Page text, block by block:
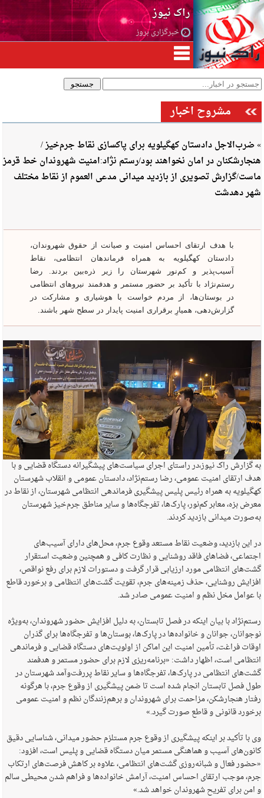
راک نیوز
خبرگزاری بروز
مشروح اخبار
» ضرب‌الاجل دادستان کهگیلویه برای پاکسازی نقاط جرم‌خیز /
هنجارشکنان در امان نخواهند بود/رستم نژاد:امنیت شهروندان خط قرمز
ماست/گزارش تصویری از بازدید میدانی مدعی العموم از نقاط مختلف
شهر دهدشت
با هدف ارتقای احساس امنیت و صیانت از حقوق شهروندان،
دادستان کهگیلویه به همراه فرماندهان انتظامی، نقاط
آسیب‌پذیر و کم‌نور شهرستان را زیر ذره‌بین بردند. رضا
رستم‌نژاد با تأکید بر حضور مستمر و هدفمند نیروهای انتظامی
در بوستان‌ها، از مردم خواست با هوشیاری و مشارکت در
گزارش‌دهی، همیارِ برقراری امنیت پایدار در سطح شهر باشند.
به گزارش راک نیوز،در راستای اجرای سیاست‌های پیشگیرانه دستگاه قضایی و با
هدف ارتقای امنیت عمومی، رضا رستم‌نژاد، دادستان عمومی و انقلاب شهرستان
کهگیلویه به همراه رئیس پلیس پیشگیری فرماندهی انتظامی شهرستان، از نقاط در
معرض بزه، معابر کم‌نور، پارک‌ها، تفرجگاه‌ها و سایر مناطق جرم‌خیز شهرستان
به‌صورت میدانی بازدید کردند.
در این بازدید، وضعیت نقاط مستعد وقوع جرم، محل‌های دارای آسیب‌های
اجتماعی، فضاهای فاقد روشنایی و نظارت کافی و همچنین وضعیت استقرار
گشت‌های انتظامی مورد ارزیابی قرار گرفت و دستورات لازم برای رفع نواقص،
افزایش روشنایی، حذف زمینه‌های جرم، تقویت گشت‌های انتظامی و برخورد قاطع
با عوامل مخل نظم و امنیت عمومی صادر شد.
رستم‌نژاد با بیان اینکه در فصل تابستان، به دلیل افزایش حضور شهروندان، به‌ویژه
نوجوانان، جوانان و خانواده‌ها در پارک‌ها، بوستان‌ها و تفرجگاه‌ها برای گذران
اوقات فراغت، تأمین امنیت این اماکن از اولویت‌های دستگاه قضایی و فرماندهی
انتظامی است، اظهار داشت: «برنامه‌ریزی لازم برای حضور مستمر و هدفمند
گشت‌های انتظامی در پارک‌ها، تفرجگاه‌ها و سایر نقاط پررفت‌وآمد شهرستان در
طول فصل تابستان انجام شده است تا ضمن پیشگیری از وقوع جرم، با هرگونه
رفتار هنجارشکن، مزاحمت برای شهروندان و برهم‌زنندگان نظم و امنیت عمومی
برخورد قانونی و قاطع صورت گیرد.»
وی با تأکید بر اینکه پیشگیری از وقوع جرم مستلزم حضور میدانی، شناسایی دقیق
کانون‌های آسیب و هماهنگی مستمر میان دستگاه قضایی و پلیس است، افزود:
«حضور فعال و شبانه‌روزی گشت‌های انتظامی، علاوه بر کاهش فرصت‌های ارتکاب
جرم، موجب ارتقای احساس امنیت، آرامش خانواده‌ها و فراهم شدن محیطی سالم
و امن برای تفریح شهروندان خواهد شد.»